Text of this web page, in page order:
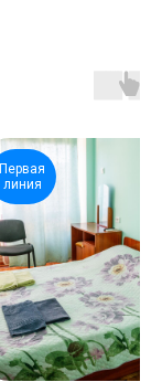
Первая
линия